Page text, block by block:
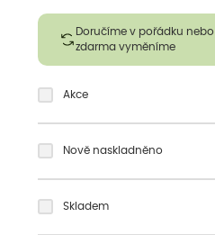
Doručíme v pořádku nebo
zdarma vyměníme
Akce
Nově naskladněno
Skladem